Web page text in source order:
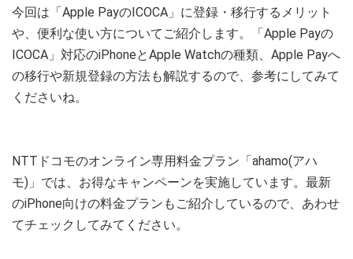
今回は「Apple PayのICOCA」に登録・移行するメリット
や、便利な使い方についてご紹介します。「Apple Payの
ICOCA」対応のiPhoneとApple Watchの種類、Apple Payへ
の移行や新規登録の方法も解説するので、参考にしてみて
くださいね。
NTTドコモのオンライン専用料金プラン「ahamo(アハ
モ)」では、お得なキャンペーンを実施しています。最新
のiPhone向けの料金プランもご紹介しているので、あわせ
てチェックしてみてください。